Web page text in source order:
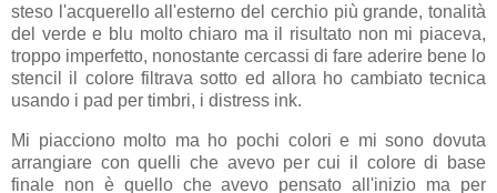
steso l'acquerello all'esterno del cerchio più grande, tonalità
del verde e blu molto chiaro ma il risultato non mi piaceva,
troppo imperfetto, nonostante cercassi di fare aderire bene lo
stencil il colore filtrava sotto ed allora ho cambiato tecnica
usando i pad per timbri, i distress ink.
Mi piacciono molto ma ho pochi colori e mi sono dovuta
arrangiare con quelli che avevo per cui il colore di base
finale non è quello che avevo pensato all'inizio ma per